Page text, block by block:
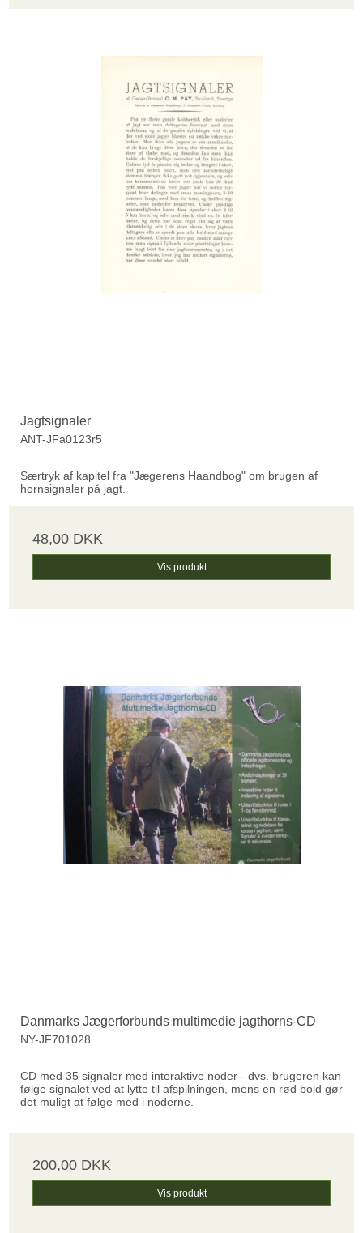
Jagtsignaler
ANT-JFa0123r5
Særtryk af kapitel fra "Jægerens Haandbog" om brugen af
hornsignaler på jagt.
48,00 DKK
Vis produkt
Danmarks Jægerforbunds multimedie jagthorns-CD
NY-JF701028
CD med 35 signaler med interaktive noder - dvs. brugeren kan
følge signalet ved at lytte til afspilningen, mens en rød bold gør
det muligt at følge med i noderne.
200,00 DKK
Vis produkt